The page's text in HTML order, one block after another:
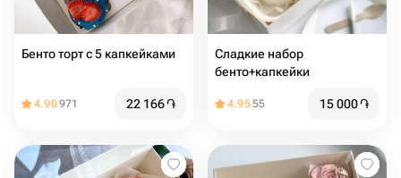
Бенто торт с 5 капкейками
4.90971 22 166֏
Сладкие набор
бенто+капкейки
4.9555 15 000֏